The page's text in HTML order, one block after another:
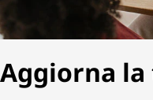
Aggiorna